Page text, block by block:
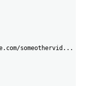
someothervid...